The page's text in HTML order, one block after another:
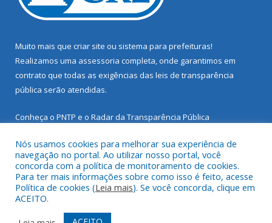
Muito mais que criar site ou sistema para prefeituras!
Realizamos uma assessoria completa, onde garantimos em
contrato que todas as exigências das leis de transparência
pública serão atendidas.
Conheça o PNTP e o Radar da Transparência Pública
Todos os direitos reservados a Prefeitura Municipal de Santarém
Novo.
Mapa do Site Acessar Área Administrativa
Nós usamos cookies para melhorar sua experiência de
navegação no portal. Ao utilizar nosso portal, você
concorda com a política de monitoramento de cookies.
Para ter mais informações sobre como isso é feito, acesse
Política de cookies (Leia mais). Se você concorda, clique em
ACEITO.